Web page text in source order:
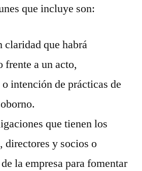
que incluye son:
claridad que habrá
frente a un acto,
intención de prácticas de
que tienen los
directores y socios o
la empresa para fomentar